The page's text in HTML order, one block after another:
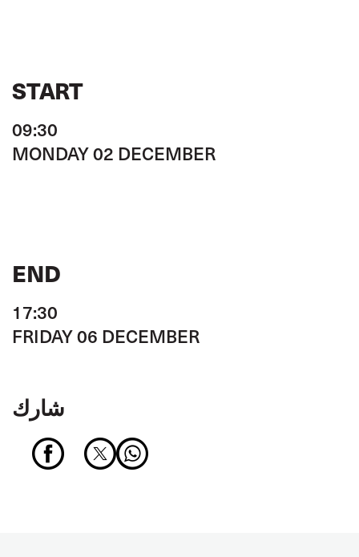
START
09:30
MONDAY 02 DECEMBER
END
17:30
FRIDAY 06 DECEMBER
شارك